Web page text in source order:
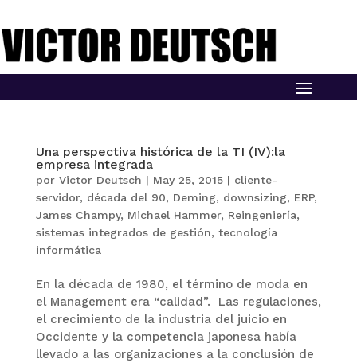
Una perspectiva histórica de la TI (IV):la
empresa integrada
por Victor Deutsch | May 25, 2015| cliente-
servidor, década del 90, Deming, downsizing, ERP,
James Champy, Michael Hammer, Reingeniería,
sistemas integrados de gestión, tecnología
informática
En la década de 1980, el término de moda en
el Management era “calidad”. Las regulaciones,
el crecimiento de la industria del juicio en
Occidente y la competencia japonesa había
llevado a las organizaciones a la conclusión de